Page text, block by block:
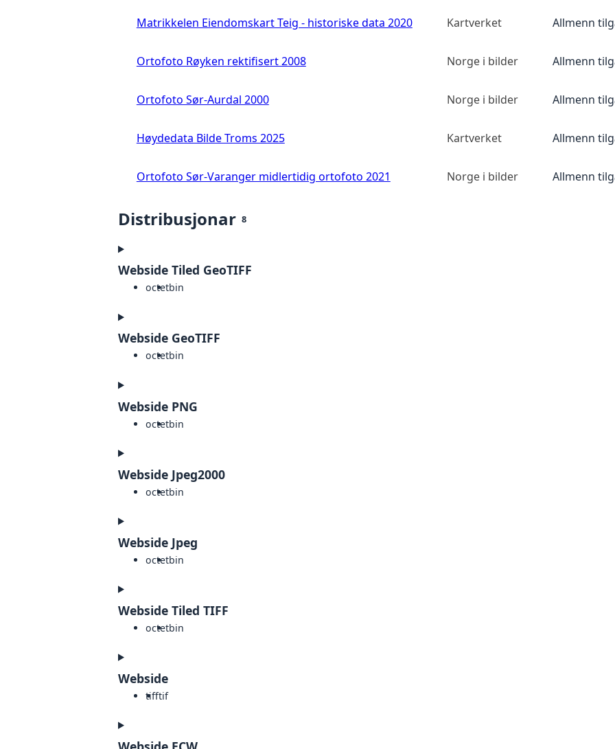
Matrikkelen Eiendomskart Teig - historiske data 2020 Kartverket Allmenn
Ortofoto Røyken rektifisert 2008 Norge i bilder Allmenn
Ortofoto Sør-Aurdal 2000 Norge i bilder Allmenn
Høydedata Bilde Troms 2025 Kartverket Allmenn
Ortofoto Sør-Varanger midlertidig ortofoto 2021 Norge i bilder Allmenn
Distribusjonar 8
Webside Tiled GeoTIFF
octetbin
Webside GeoTIFF
octetbin
Webside PNG
octetbin
Webside Jpeg2000
octetbin
Webside Jpeg
octetbin
Webside Tiled TIFF
octetbin
Webside
tifftif